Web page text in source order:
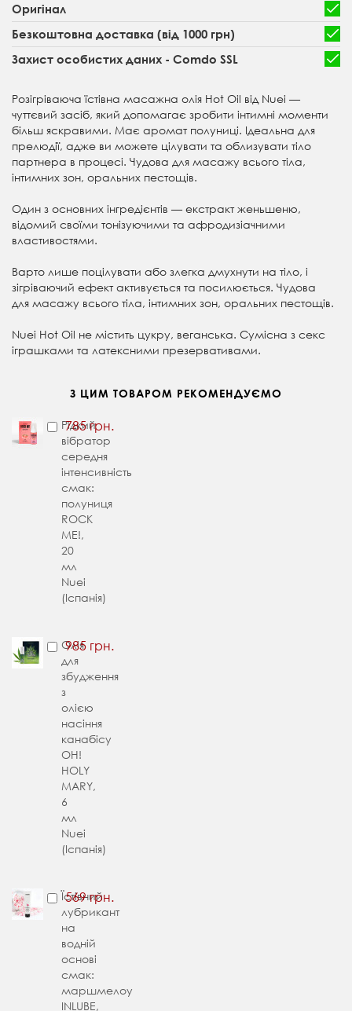
Оригінал
Безкоштовна доставка (від 1000 грн)
Захист особистих даних - Comdo SSL
Розігріваюча їстівна масажна олія Hot Oil від Nuei —
чуттєвий засіб, який допомагає зробити інтимні моменти
більш яскравими. Має аромат полуниці. Ідеальна для
прелюдії, адже ви можете цілувати та облизувати тіло
партнера в процесі. Чудова для масажу всього тіла,
інтимних зон, оральних пестощів.
Один з основних інгредієнтів — екстракт женьшеню,
відомий своїми тонізуючими та афродизіачними
властивостями.
Варто лише поцілувати або злегка дмухнути на тіло, і
зігріваючий ефект активується та посилюється. Чудова
для масажу всього тіла, інтимних зон, оральних пестощів.
Nuei Hot Oil не містить цукру, веганська. Сумісна з секс
іграшками та латексними презервативами.
З ЦИМ ТОВАРОМ РЕКОМЕНДУЄМО
Рідкий
вібратор
середня
інтенсивність
смак:
полуниця
ROCK
ME!,
20
мл
Nuei
(Іспанія)
785 грн.
Олія
для
збудження
з
олією
насіння
канабісу
OH!
HOLY
MARY,
6
мл
Nuei
(Іспанія)
985 грн.
Їстівний
лубрикант
на
водній
основі
смак:
маршмелоу
INLUBE,
569 грн.